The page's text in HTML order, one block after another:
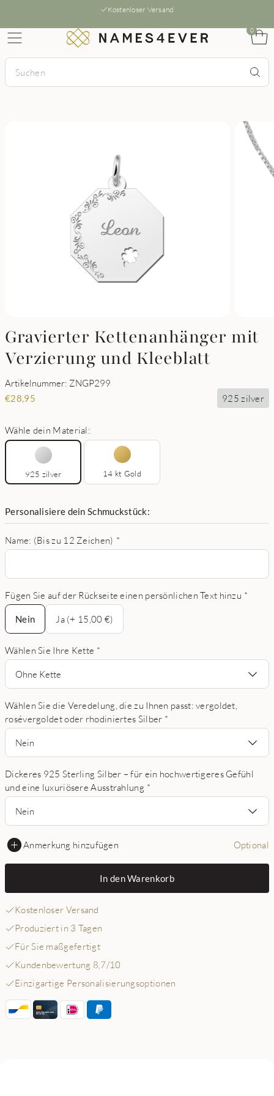
Kostenloser Versand
0
Gravierter Kettenanhänger mit
Verzierung und Kleeblatt
Artikelnummer: ZNGP299
€28,95 925 zilver
Wähle dein Material:
925 zilver 14 kt Gold
Personalisiere dein Schmuckstück:
Name: (Bis zu 12 Zeichen) *
Fügen Sie auf der Rückseite einen persönlichen Text hinzu *
Nein
Nein
Ja (+ 15,00 €)
Wählen Sie Ihre Kette *
Ohne Kette
Wählen Sie die Veredelung, die zu Ihnen passt: vergoldet,
rosévergoldet oder rhodiniertes Silber *
Nein
Dickeres 925 Sterling Silber – für ein hochwertigeres Gefühl
und eine luxuriösere Ausstrahlung *
Nein
Anmerkung hinzufügen Optional
In den Warenkorb
Kostenloser Versand
Produziert in 3 Tagen
Für Sie maßgefertigt
Kundenbewertung 8,7/10
Einzigartige Personalisierungsoptionen